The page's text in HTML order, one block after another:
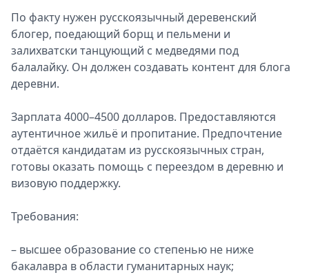
По факту нужен русскоязычный деревенский
блогер, поедающий борщ и пельмени и
залихватски танцующий с медведями под
балалайку. Он должен создавать контент для блога
деревни.
Зарплата 4000–4500 долларов. Предоставляются
аутентичное жильё и пропитание. Предпочтение
отдаётся кандидатам из русскоязычных стран,
готовы оказать помощь с переездом в деревню и
визовую поддержку.
Требования:
– высшее образование со степенью не ниже
бакалавра в области гуманитарных наук;